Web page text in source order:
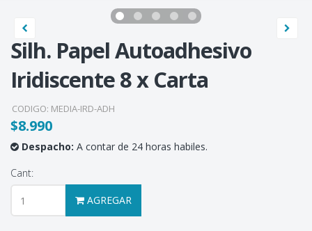
Silh. Papel Autoadhesivo
Iridiscente 8 x Carta
CODIGO: MEDIA-IRD-ADH
$8.990
Despacho: A contar de 24 horas habiles.
Cant:
AGREGAR